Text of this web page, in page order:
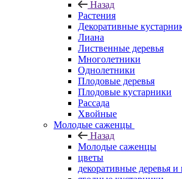
Назад
Растения
Декоративные
Лиана
Лиственные деревья
Многолетники
Однолетники
Плодовые деревья
Плодовые кустарники
Рассада
Хвойные
Молодые саженцы
Назад
Молодые саженцы
цветы
декоративные деревья и